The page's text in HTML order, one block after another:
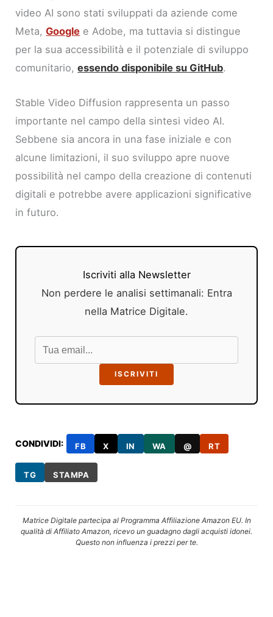
video AI sono stati sviluppati da aziende come
Meta,Google e Adobe, ma tuttavia si distingue
per la sua accessibilità e il potenziale di sviluppo
comunitario,essendo disponibile su GitHub.
Stable Video Diffusion rappresenta un passo
importante nel campo della sintesi video AI.
Sebbene sia ancora in una fase iniziale e con
alcune limitazioni, il suo sviluppo apre nuove
possibilità nel campo della creazione di contenuti
digitali e potrebbe avere applicazioni significative
in futuro.
Iscriviti alla Newsletter
Non perdere le analisi settimanali: Entra
nella Matrice Digitale.
ISCRIVITI
CONDIVIDI: FB X IN WA @ RT
TG STAMPA
Matrice Digitale partecipa al Programma Affiliazione Amazon EU. In
qualità di Affiliato Amazon, ricevo un guadagno dagli acquisti idonei.
Questo non influenza i prezzi per te.